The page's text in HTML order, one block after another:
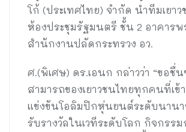
โก้ (ประเทศไทย) จำกัด นำทีมเยา
ห้องประชุมรัฐมนตรี ชั้น 2 อาคารพ
สำนักงานปลัดกระทรวง อว.
ศ.(พิเศษ) ดร.เอนก กล่าวว่า “ขอชื่
สามารถของเยาวชนไทยทุกคนที่เข้
แข่งขันโอลิมปิกหุ่นยนต์ระดับนานา
รับรางวัลในเวทีระดับโลก กิจกรร